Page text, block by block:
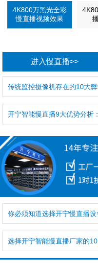
4K800万黑光全彩
慢直播视频效果
进入慢直播>>
传统监控摄像机存在的10大弊
开宁智能慢直播9大优势分析：
你必须知道选择开宁慢直播
选择开宁智能慢直播厂家的